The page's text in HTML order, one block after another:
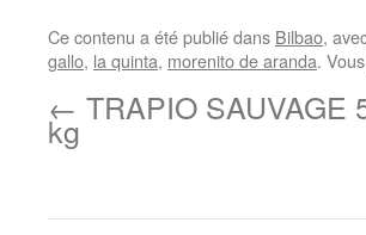
Ce contenu a été publié dans Bilbao,
gallo, la quinta, morenito de aranda.
← TRAPIO SAUVAGE
kg